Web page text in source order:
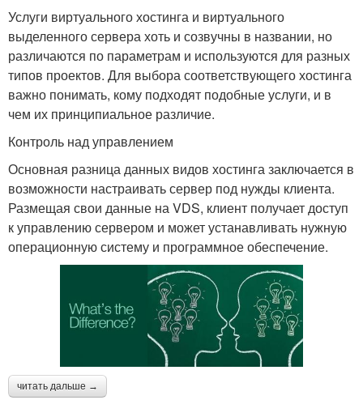
Услуги виртуального хостинга и виртуального
выделенного сервера хоть и созвучны в названии, но
различаются по параметрам и используются для разных
типов проектов. Для выбора соответствующего хостинга
важно понимать, кому подходят подобные услуги, и в
чем их принципиальное различие.
Контроль над управлением
Основная разница данных видов хостинга заключается в
возможности настраивать сервер под нужды клиента.
Размещая свои данные на VDS, клиент получает доступ
к управлению сервером и может устанавливать нужную
операционную систему и программное обеспечение.
читать дальше →